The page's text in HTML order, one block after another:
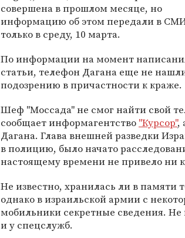
совершена в прошлом месяце, но
информацию об этом передали в
только в среду, 10 марта.
По информации на момент
статьи, телефон Дагана еще не
подозрению в причастности к краже.
Шеф "Моссада" не смог найти свой
сообщает информагентство "Курсор",
Дагана. Глава внешней разведки
в полицию, было начато
настоящему времени не привело ни
Не известно, хранилась ли в
однако в израильской армии с
мобильники секретные сведения.
и у спецслужб.